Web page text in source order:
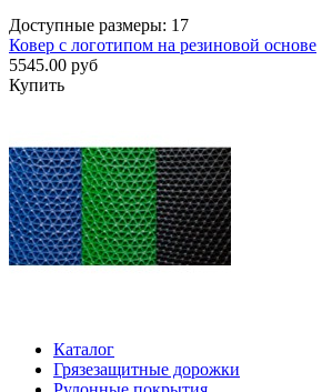
Доступные размеры: 17
Ковер с логотипом на резиновой основе
5545.00 руб
Купить
Каталог
Грязезащитные дорожки